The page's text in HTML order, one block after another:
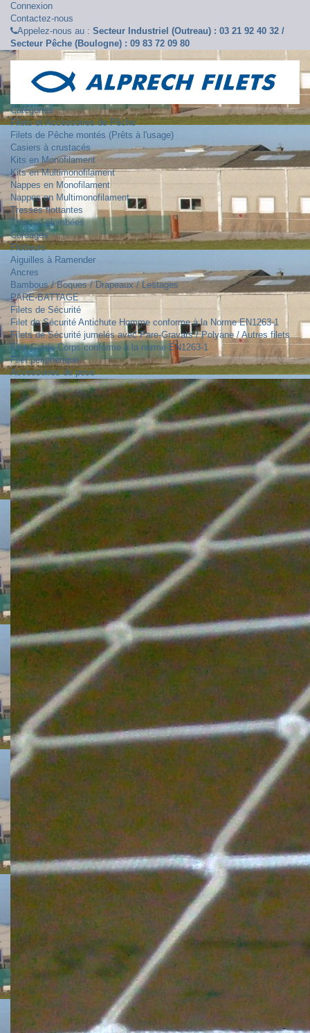
Connexion
Contactez-nous
Appelez-nous au : Secteur Industriel (Outreau) : 03 21 92 40 32 /
Secteur Pêche (Boulogne) : 09 83 72 09 80
Catégories
Filets et Accessoires de Pêche
Filets de Pêche montés (Prêts à l'usage)
Casiers à crustacés
Kits en Monofilament
Kits en Multimonofilament
Nappes en Monofilament
Nappes en Multimonofilament
Tresses flottantes
Tresses plombées
Cordages
Flotteurs
Aiguilles à Ramender
Ancres
Bambous / Boques / Drapeaux / Lestages
PARE-BATTAGE
Filets de Sécurité
Filet de Sécurité Antichute Homme conforme à la Norme EN1263-1
Filets de Sécurité jumelés avec Pare-Gravats / Polyane / Autres filets
Filet Garde-Corps conforme à la norme EN1263-1
Filet périphérique
Accessoires de pose